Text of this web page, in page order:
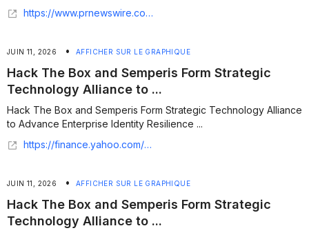
https://www.prnewswire.com/news-releases/semperis-announces-additional-keynote-for-hybrid-identity-protection-conference-2026-302801247.html
JUIN 11, 2026 • AFFICHER SUR LE GRAPHIQUE
Hack The Box and Semperis Form Strategic
Technology Alliance to ...
Hack The Box and Semperis Form Strategic Technology Alliance
to Advance Enterprise Identity Resilience ...
https://finance.yahoo.com/sectors/technology/articles/hack-box-semperis-form-strategic-090000305.html
JUIN 11, 2026 • AFFICHER SUR LE GRAPHIQUE
Hack The Box and Semperis Form Strategic
Technology Alliance to ...